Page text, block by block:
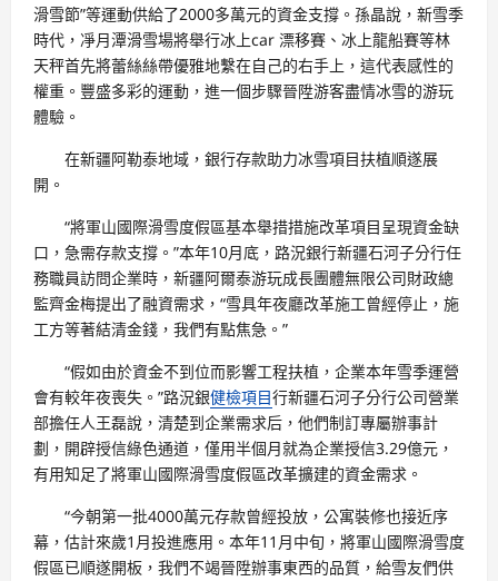
滑雪節”等運動供給了2000多萬元的資金支撐。孫晶說，新雪季
時代，凈月潭滑雪場將舉行冰上car 漂移賽、冰上龍船賽等林
天秤首先將蕾絲絲帶優雅地繫在自己的右手上，這代表感性的
權重。豐盛多彩的運動，進一個步驟晉陞游客盡情冰雪的游玩
體驗。
在新疆阿勒泰地域，銀行存款助力冰雪項目扶植順遂展
開。
“將軍山國際滑雪度假區基本舉措措施改革項目呈現資金缺
口，急需存款支撐。”本年10月底，路況銀行新疆石河子分行任
務職員訪問企業時，新疆阿爾泰游玩成長團體無限公司財政總
監齊金梅提出了融資需求，“雪具年夜廳改革施工曾經停止，施
工方等著結清金錢，我們有點焦急。”
“假如由於資金不到位而影響工程扶植，企業本年雪季運營
會有較年夜喪失。”路況銀健檢項目行新疆石河子分行公司營業
部擔任人王磊說，清楚到企業需求后，他們制訂專屬辦事計
劃，開辟授信綠色通道，僅用半個月就為企業授信3.29億元，
有用知足了將軍山國際滑雪度假區改革擴建的資金需求。
“今朝第一批4000萬元存款曾經投放，公寓裝修也接近序
幕，估計來歲1月投進應用。本年11月中旬，將軍山國際滑雪度
假區已順遂開板，我們不竭晉陞辦事東西的品質，給雪友們供